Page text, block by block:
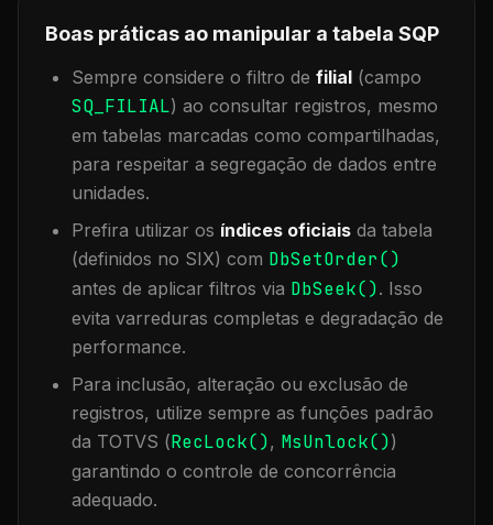
Boas práticas ao manipular a tabela SQP
Sempre considere o filtro de filial (campo
SQ_FILIAL) ao consultar registros, mesmo
em tabelas marcadas como compartilhadas,
para respeitar a segregação de dados entre
unidades.
Prefira utilizar os índices oficiais da tabela
(definidos no SIX) com DbSetOrder()
antes de aplicar filtros via DbSeek(). Isso
evita varreduras completas e degradação de
performance.
Para inclusão, alteração ou exclusão de
registros, utilize sempre as funções padrão
da TOTVS (RecLock(), MsUnlock())
garantindo o controle de concorrência
adequado.